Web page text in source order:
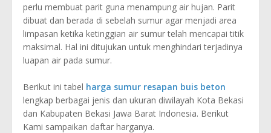
perlu membuat parit guna menampung air hujan. Parit
dibuat dan berada di sebelah sumur agar menjadi area
limpasan ketika ketinggian air sumur telah mencapai titik
maksimal. Hal ini ditujukan untuk menghindari terjadinya
luapan air pada sumur.
Berikut ini tabel harga sumur resapan buis beton
lengkap berbagai jenis dan ukuran diwilayah Kota Bekasi
dan Kabupaten Bekasi Jawa Barat Indonesia. Berikut
Kami sampaikan daftar harganya.